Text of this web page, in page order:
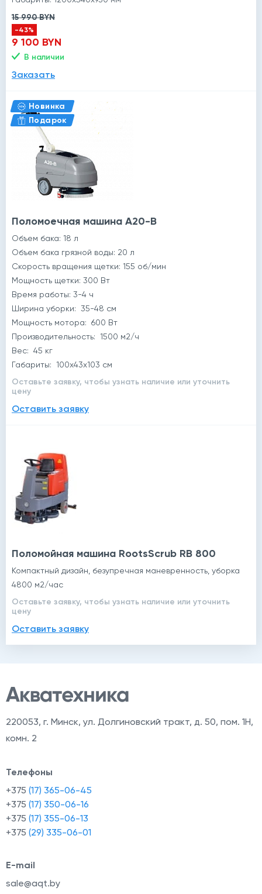
15 990 BYN
-43%
9 100 BYN
В наличии
Заказать
Новинка
Подарок
Поломоечная машина A20-B
Объем бака: 18 л
Объем бака грязной воды: 20 л
Скорость вращения щетки: 155 об/мин
Мощность щетки: 300 Вт
Время работы: 3-4 ч
Ширина уборки: 35-48 см
Мощность мотора: 600 Вт
Производительность: 1500 м2/ч
Вес: 45 кг
Габариты: 100x43x103 см
Оставьте заявку, чтобы узнать наличие или уточнить
цену
Оставить заявку
Поломойная машина RootsScrub RB 800
Компактный дизайн, безупречная маневренность, уборка
4800 м2/час
Оставьте заявку, чтобы узнать наличие или уточнить
цену
Оставить заявку
220053, г. Минск, ул. Долгиновский тракт, д. 50, пом. 1Н,
комн. 2
Телефоны
+375 (17) 365-06-45
+375 (17) 350-06-16
+375 (17) 355-06-13
+375 (29) 335-06-01
E-mail
sale@aqt.by